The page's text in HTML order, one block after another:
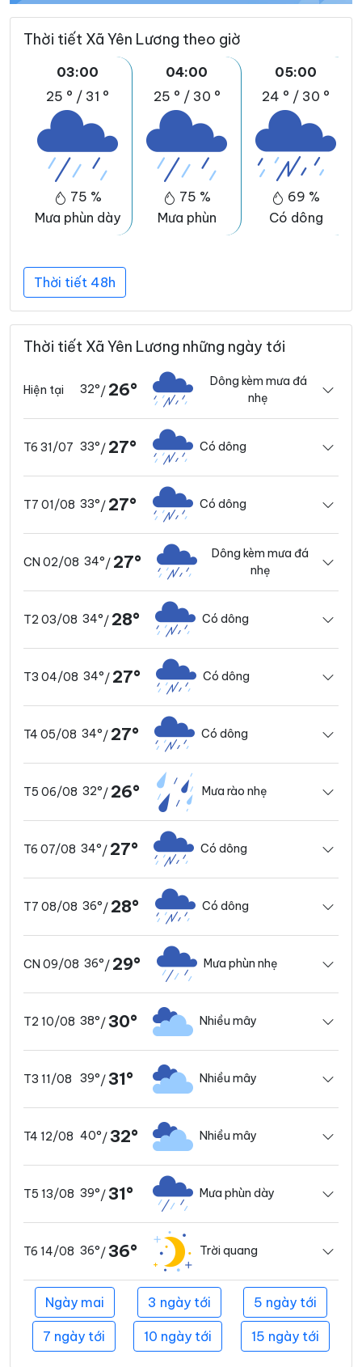
Thời tiết Xã Yên Lương theo giờ
03:00
25 ° / 31 °
75 %
Mưa phùn dày
04:00
25 ° / 30 °
75 %
Mưa phùn
05:00
24 ° / 30 °
69 %
Có dông
Thời tiết 48h
Thời tiết Xã Yên Lương những ngày tới
Hiện tại 32°/ 26°
Dông kèm mưa đá
nhẹ
T6 31/07 33°/ 27° Có dông
T7 01/08 33°/ 27° Có dông
CN 02/08 34°/ 27°
Dông kèm mưa đá
nhẹ
T2 03/08 34°/ 28° Có dông
T3 04/08 34°/ 27° Có dông
T4 05/08 34°/ 27° Có dông
T5 06/08 32°/ 26° Mưa rào nhẹ
T6 07/08 34°/ 27° Có dông
T7 08/08 36°/ 28° Có dông
CN 09/08 36°/ 29° Mưa phùn nhẹ
T2 10/08 38°/30° Nhiều mây
T3 11/08 39°/31° Nhiều mây
T4 12/08 40°/32° Nhiều mây
T5 13/08 39°/31° Mưa phùn dày
T6 14/08 36°/36° Trời quang
Ngày mai 3 ngày tới 5 ngày tới
7 ngày tới 10 ngày tới 15 ngày tới